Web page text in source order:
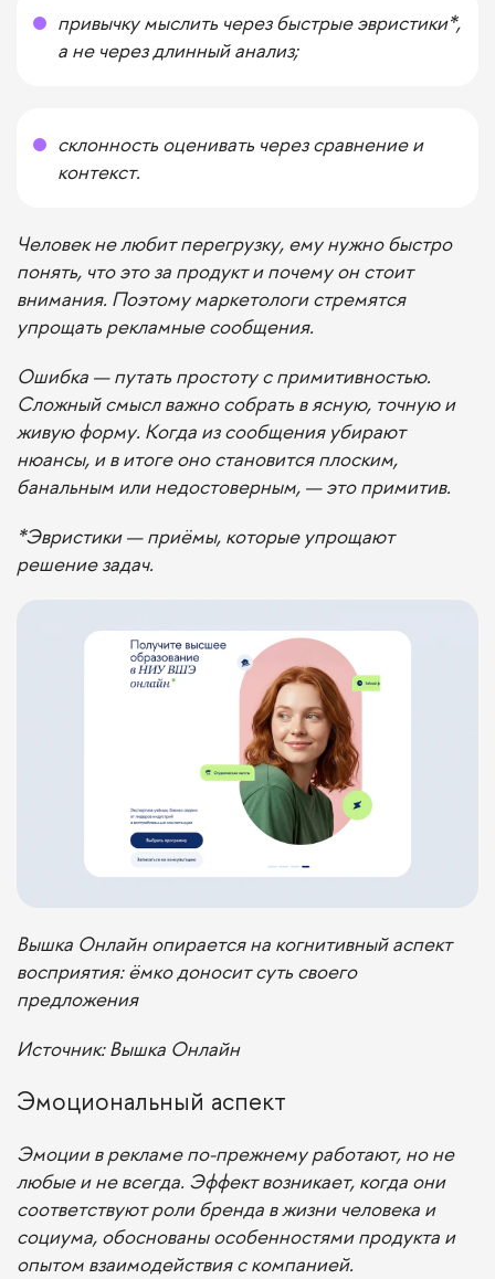
привычку мыслить через быстрые эвристики*,
а не через длинный анализ;
склонность оценивать через сравнение и
контекст.
Человек не любит перегрузку, ему нужно быстро
понять, что это за продукт и почему он стоит
внимания. Поэтому маркетологи стремятся
упрощать рекламные сообщения.
Ошибка — путать простоту с примитивностью.
Сложный смысл важно собрать в ясную, точную и
живую форму. Когда из сообщения убирают
нюансы, и в итоге оно становится плоским,
банальным или недостоверным, — это примитив.
*Эвристики — приёмы, которые упрощают
решение задач.
Вышка Онлайн опирается на когнитивный аспект
восприятия: ёмко доносит суть своего
предложения
Источник: Вышка Онлайн
Эмоциональный аспект
Эмоции в рекламе по-прежнему работают, но не
любые и не всегда. Эффект возникает, когда они
соответствуют роли бренда в жизни человека и
социума, обоснованы особенностями продукта и
опытом взаимодействия с компанией.